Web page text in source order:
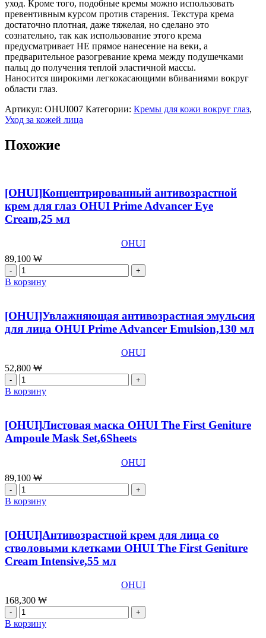
The
First
Geniture
Eye
Cream,25
мл
уход. Кроме того, подобные кремы можно использовать
превентивным курсом против старения. Текстура крема
достаточно плотная, даже тяжелая, но сделано это
сознательно, так как использование этого крема
предусматривает НЕ прямое нанесение на веки, а
предварительное разогревание крема между подушечками
пальц до получения теплой эластичной массы.
Наносится широкими легкокасающими вбиваниями вокруг
области глаз.
Артикул: OHUI007 Категории: Кремы для кожи вокруг глаз,
Уход за кожей лица
Похожие
[OHUI]Концентрированный антивозрастной
крем для глаз OHUI Prime Advancer Eye
Cream,25 мл
OHUI
89,100 ₩
Количество
товара
[OHUI]Концентрированный
крем
для
глаз
Advancer
Eye
Cream,25
мл
В корзину
[OHUI]Увлажняющая антивозрастная эмульсия
для лица OHUI Prime Advancer Emulsion,130 мл
OHUI
52,800 ₩
Количество
товара
эмульсия
для
лица
Advancer
Emulsion,130
мл
В корзину
[OHUI]Листовая маска OHUI The First Geniture
Ampoule Mask Set,6Sheets
OHUI
89,100 ₩
Количество
товара
[OHUI]Листовая
OHUI
The
First
Geniture
Set,6Sheets
В корзину
[OHUI]Антивозрастной крем для лица со
стволовыми клетками OHUI The First Geniture
Cream Intensive,55 мл
OHUI
168,300 ₩
Количество
товара
[OHUI]Антивозрастной
В корзину